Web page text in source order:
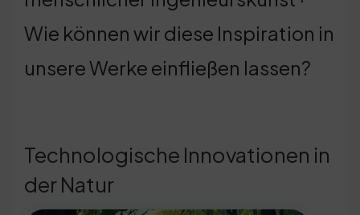
Wie können wir diese Inspiration in
unsere Werke einfließen lassen?
Technologische Innovationen in
der Natur